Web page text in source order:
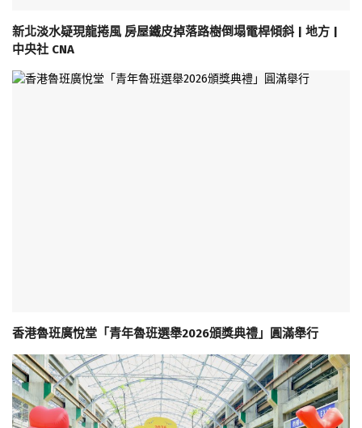
新北淡水疑現龍捲風 房屋鐵皮掉落路樹倒塌電桿傾斜 | 地方 |
中央社 CNA
香港魯班廣悅堂「青年魯班選舉2026頒獎典禮」圓滿舉行